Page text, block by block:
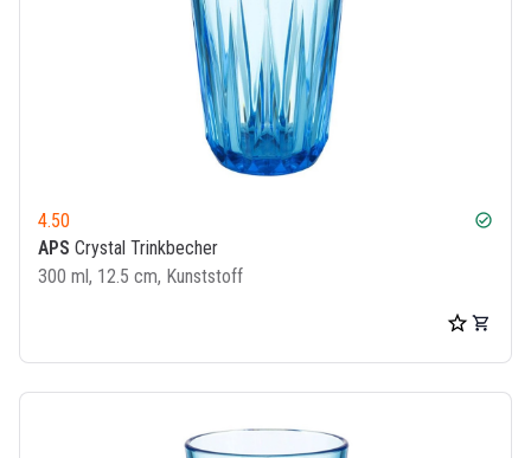
4.50 check_circle
APS Crystal Trinkbecher
300 ml, 12.5 cm, Kunststoff